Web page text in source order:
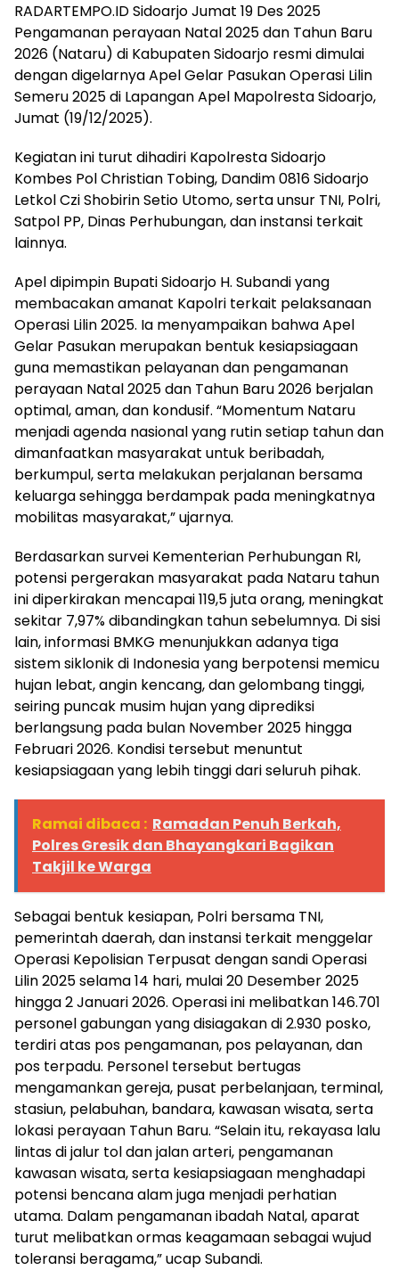
RADARTEMPO.ID Sidoarjo Jumat 19 Des 2025
Pengamanan perayaan Natal 2025 dan Tahun Baru
2026 (Nataru) di Kabupaten Sidoarjo resmi dimulai
dengan digelarnya Apel Gelar Pasukan Operasi Lilin
Semeru 2025 di Lapangan Apel Mapolresta Sidoarjo,
Jumat (19/12/2025).
Kegiatan ini turut dihadiri Kapolresta Sidoarjo
Kombes Pol Christian Tobing, Dandim 0816 Sidoarjo
Letkol Czi Shobirin Setio Utomo, serta unsur TNI, Polri,
Satpol PP, Dinas Perhubungan, dan instansi terkait
lainnya.
Apel dipimpin Bupati Sidoarjo H. Subandi yang
membacakan amanat Kapolri terkait pelaksanaan
Operasi Lilin 2025. Ia menyampaikan bahwa Apel
Gelar Pasukan merupakan bentuk kesiapsiagaan
guna memastikan pelayanan dan pengamanan
perayaan Natal 2025 dan Tahun Baru 2026 berjalan
optimal, aman, dan kondusif. “Momentum Nataru
menjadi agenda nasional yang rutin setiap tahun dan
dimanfaatkan masyarakat untuk beribadah,
berkumpul, serta melakukan perjalanan bersama
keluarga sehingga berdampak pada meningkatnya
mobilitas masyarakat,” ujarnya.
Berdasarkan survei Kementerian Perhubungan RI,
potensi pergerakan masyarakat pada Nataru tahun
ini diperkirakan mencapai 119,5 juta orang, meningkat
sekitar 7,97% dibandingkan tahun sebelumnya. Di sisi
lain, informasi BMKG menunjukkan adanya tiga
sistem siklonik di Indonesia yang berpotensi memicu
hujan lebat, angin kencang, dan gelombang tinggi,
seiring puncak musim hujan yang diprediksi
berlangsung pada bulan November 2025 hingga
Februari 2026. Kondisi tersebut menuntut
kesiapsiagaan yang lebih tinggi dari seluruh pihak.
Ramai dibaca : Ramadan Penuh Berkah,
Polres Gresik dan Bhayangkari Bagikan
Takjil ke Warga
Sebagai bentuk kesiapan, Polri bersama TNI,
pemerintah daerah, dan instansi terkait menggelar
Operasi Kepolisian Terpusat dengan sandi Operasi
Lilin 2025 selama 14 hari, mulai 20 Desember 2025
hingga 2 Januari 2026. Operasi ini melibatkan 146.701
personel gabungan yang disiagakan di 2.930 posko,
terdiri atas pos pengamanan, pos pelayanan, dan
pos terpadu. Personel tersebut bertugas
mengamankan gereja, pusat perbelanjaan, terminal,
stasiun, pelabuhan, bandara, kawasan wisata, serta
lokasi perayaan Tahun Baru. “Selain itu, rekayasa lalu
lintas di jalur tol dan jalan arteri, pengamanan
kawasan wisata, serta kesiapsiagaan menghadapi
potensi bencana alam juga menjadi perhatian
utama. Dalam pengamanan ibadah Natal, aparat
turut melibatkan ormas keagamaan sebagai wujud
toleransi beragama,” ucap Subandi.